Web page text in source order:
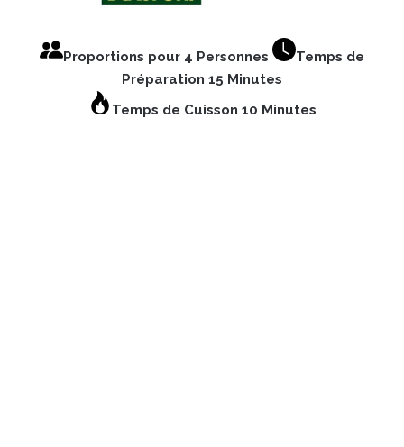
Proportions pour 4 Personnes
Temps de
Préparation 15 Minutes
Temps de Cuisson 10 Minutes